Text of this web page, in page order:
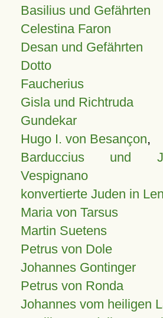
Basilius und Gefährten
Celestina Faron
Desan und Gefährten
Dotto
Faucherius
Gisla und Richtruda
Gundekar
Hugo I. von Besançon,
Barduccius und
Vespignano
konvertierte Juden in
Maria von Tarsus
Martin Suetens
Petrus von Dole
Johannes Gontinger
Petrus von Ronda
Johannes vom heiligen